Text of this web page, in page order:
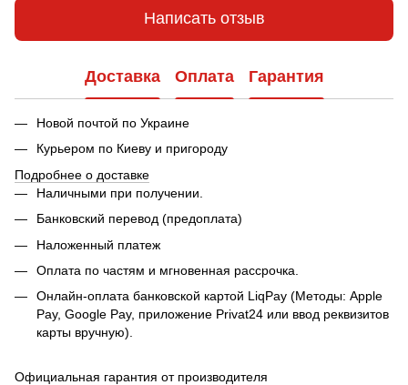
Написать отзыв
Доставка Оплата Гарантия
Новой почтой по Украине
Курьером по Киеву и пригороду
Подробнее о доставке
Наличными при получении.
Банковский перевод (предоплата)
Наложенный платеж
Оплата по частям и мгновенная рассрочка.
Онлайн-оплата банковской картой LiqPay (Методы: Apple
Pay, Google Pay, приложение Privat24 или ввод реквизитов
карты вручную).
Официальная гарантия от производителя